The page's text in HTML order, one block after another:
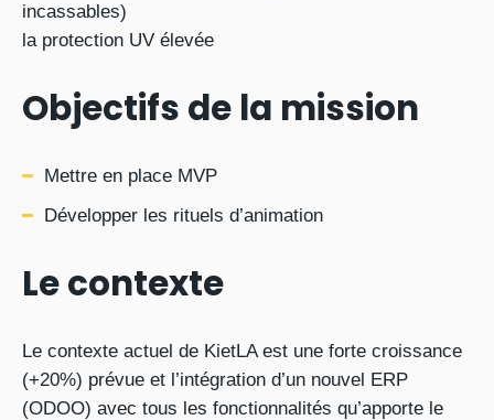
incassables)
la protection UV élevée
Objectifs de la mission
Mettre en place MVP
Développer les rituels d’animation
Le contexte
Le contexte actuel de KietLA est une forte croissance
(+20%) prévue et l’intégration d’un nouvel ERP
(ODOO) avec tous les fonctionnalités qu’apporte le